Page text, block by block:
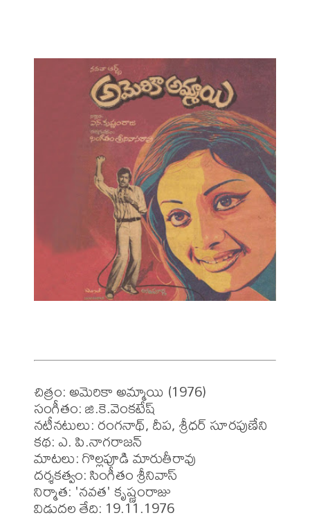
చిత్రం: అమెరికా అమ్మాయి (1976)
సంగీతం: జి.కె.వెంకటేష్
నటీనటులు: రంగనాథ్, దీప, శ్రీధర్ సూరపుణేని
కథ: ఎ. పి.నాగరాజన్
మాటలు: గొల్లపూడి మారుతీరావు
దర్శకత్వం: సింగీతం శ్రీనివాస్
నిర్మాత: 'నవత' కృష్ణంరాజు
విడుదల తేది: 19.11.1976